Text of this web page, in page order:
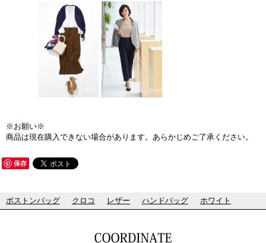
※お願い※
商品は現在購入できない場合があります。あらかじめご了承ください。
保存
ボストンバッグ クロコ レザー ハンドバッグ ホワイト